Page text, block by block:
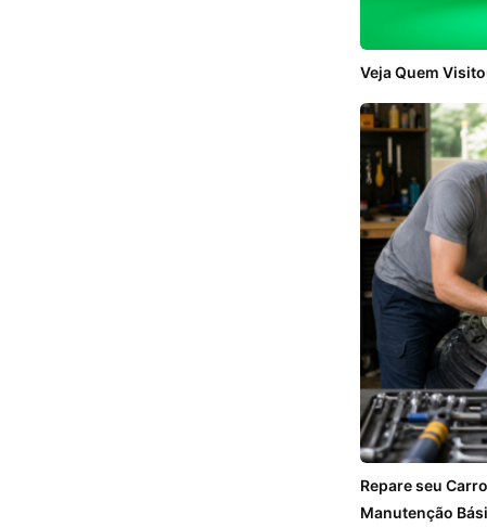
Veja Quem
Repare seu
Manutenção